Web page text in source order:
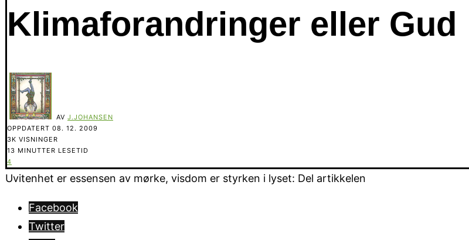
Klimaforandringer eller Gud
AV J.JOHANSEN
OPPDATERT 08. 12. 2009
3K VISNINGER
13 MINUTTER LESETID
4
Uvitenhet er essensen av mørke, visdom er styrken i lyset: Del artikkelen
Facebook
Twitter